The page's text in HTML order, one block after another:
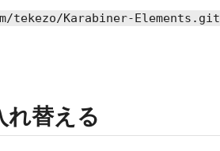
Karabiner-Elements.git
替える